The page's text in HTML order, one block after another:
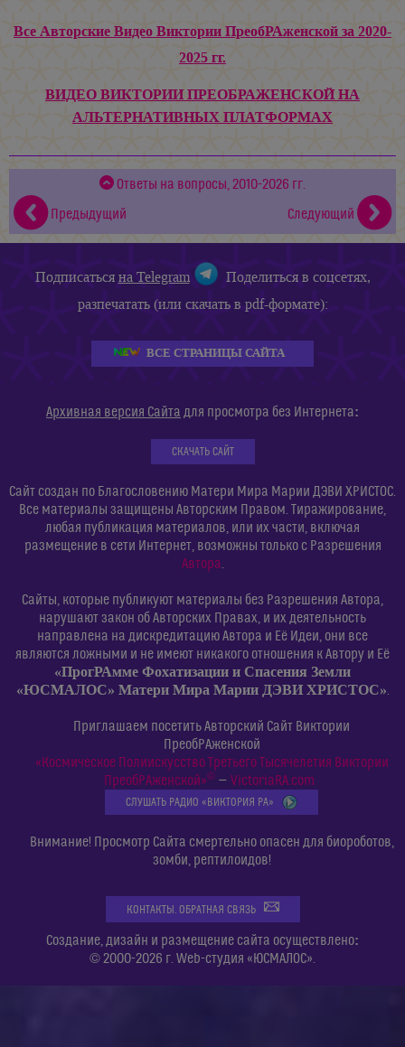
Все Авторские Видео Виктории ПреобРАженской за 2020-
2025 гг.
ВИДЕО ВИКТОРИИ ПРЕОБРАЖЕНСКОЙ НА
АЛЬТЕРНАТИВНЫХ ПЛАТФОРМАХ
Ответы на вопросы, 2010-2026 гг.
Предыдущий
Следующий
Подписатьсяна Telegram
Поделиться в соцсетях,
разпечатать (или скачать в pdf-формате):
ВСЕ СТРАНИЦЫ САЙТА
Архивная версия Сайта для просмотра без Интернета:
СКАЧАТЬ САЙТ
Сайт создан по Благословению Матери Мира Марии ДЭВИ ХРИСТОС.
Все материалы защищены Авторским Правом. Тиражирование,
любая публикация материалов, или их части, включая
размещение в сети Интернет, возможны только с Разрешения
Автора.
Сайты, которые публикуют материалы без Разрешения Автора,
нарушают закон об Авторских Правах, и их деятельность
направлена на дискредитацию Автора и Её Идеи, они все
являются ложными и не имеют никакого отношения к Автору и Её
«ПрогРАмме Фохатизации и Спасения Земли
«ЮСМАЛОС» Матери Мира Марии ДЭВИ ХРИСТОС».
Приглашаем посетить Авторский Сайт Виктории
ПреобРАженской
«Космическое Полиискусство Третьего Тысячелетия Виктории
ПреобРАженской»©— VictoriaRA.com
СЛУШАТЬ РАДИО «ВИКТОРИЯ РА»
Внимание! Просмотр Сайта смертельно опасен для биороботов,
зомби, рептилоидов!
КОНТАКТЫ. ОБРАТНАЯ СВЯЗЬ
Создание, дизайн и размещение сайта осуществлено:
© 2000-2026 г. Web-студия «ЮСМАЛОС».